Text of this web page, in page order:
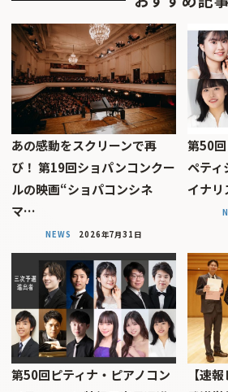
あの感動をスクリーンで再
び！ 第19回ショパンコンクー
ルの映画“ショパコンシネ
マ…
NEWS 2026年7月31日
第50
ペティ
イナリ
第50回ピティナ・ピアノコン
【速